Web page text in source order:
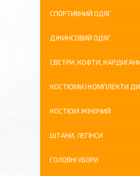
СПОРТИВНИЙ ОДЯГ
ДЖИНСОВИЙ ОДЯГ
СВЕТРИ, КОФТИ,
КОСТЮМИ І КОМПЛЕКТИ
КОСТЮМ ЖІНОЧИЙ
ШТАНИ, ЛЕГІНСИ
ГОЛОВНІ УБОРИ